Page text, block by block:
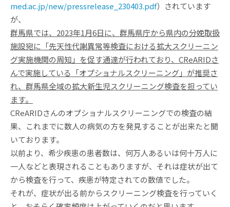
med.ac.jp/new/pressrelease_230403.pdf）されています
が、
群馬県では、2023年1月6日に、群馬県庁から県内の分娩取扱
施設宛に「先天性代謝異常等検査における拡大スクリーニン
グ実施機関の周知」を促す通達が行われており、CReARIDさ
んで実施している「オプショナルスクリーニング」が推奨さ
れ、群馬県全域の拡大新生児スクリーニング検査を担ってい
ます。
CReARIDさんのオプショナルスクリーニングでの検査の結
果、これまでに数人の病気の方を発見することが出来たと聞
いております。
以前より、希少疾患の患者数は、何万人あるいは何十万人に
一人などと表現されることもありますが、それは症状が出て
から検査を行って、疾患が特定されての数値でした。
それが、症状が出る前からスクリーニング検査を行っていく